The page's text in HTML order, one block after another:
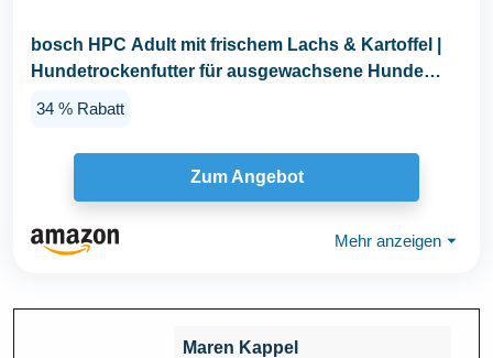
bosch HPC Adult mit frischem Lachs & Kartoffel |
Hundetrockenfutter für ausgewachsene Hunde
34 % Rabatt
Zum Angebot
Mehr anzeigen ⏷
Maren Kappel